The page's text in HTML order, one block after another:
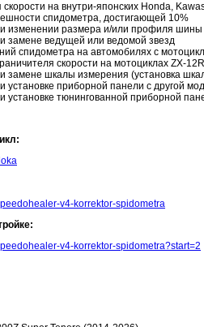
на внутри-японских Honda,
спидометра, достигающей 10%
изменении размера и/или профиля шины
замене ведущей или ведомой звезд
спидометра на автомобилях с
скорости на мотоциклах ZX-
замене шкалы измерения (установка
установке приборной панели с другой
установке тюнингованной приборной
v4-korrektor-spidometra
v4-korrektor-spidometra?start=2